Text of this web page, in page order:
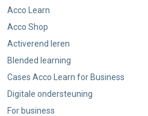
Acco Learn
Acco Shop
Activerend leren
Blended learning
Cases Acco Learn for Business
Digitale ondersteuning
For business